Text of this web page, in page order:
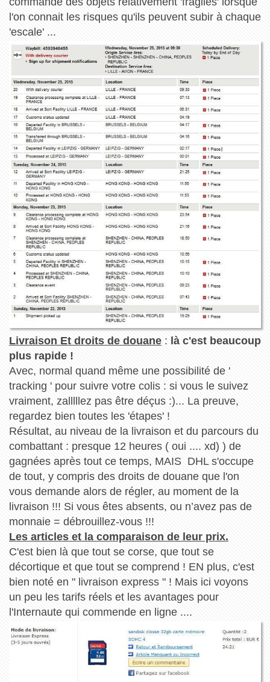
l'on connait les risques qu'ils peuvent subir à chaque
'escale' ...
Livraison Et droits de douane: là c'est beaucoup
plus rapide !
Avec, normal quand même une possibilité de '
tracking ' pour suivre votre colis : si vous le suivez
vraiment, zalllllez pas être déçus :)... La preuve,
regardez bien toutes les 'étapes' !
Résultat, au niveau de la livraison et du parcours du
combattant : presque 12 heures ( oui .... xd) ) de
gagnées après tout ce temps, MAIS DHL s'occupe
de tout, y compris des droits de douane que l'on
vous demande alors de régler, au moment de la
livraison !!! Si vous êtes absents, ou n’avez pas de
monnaie = débrouillez-vous !!!
Les articles et la comparaison de leur prix.
C'est bien là que tout se corse, que tout se
décortique et que tout se comprend ! EN plus, c'est
bien noté en " livraison express " ! Mais ici voyons
un peu les tarifs réels et les avantages pour
l'Internaute qui commende en ligne ....